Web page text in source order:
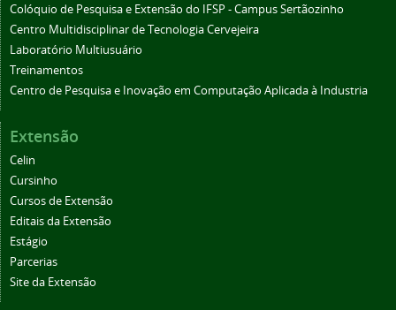
Colóquio de Pesquisa e Extensão do IFSP - Campus Sertãozinho
Centro Multidisciplinar de Tecnologia Cervejeira
Laboratório Multiusuário
Treinamentos
Centro de Pesquisa e Inovação em Computação Aplicada à Industria
Extensão
Celin
Cursinho
Cursos de Extensão
Editais da Extensão
Estágio
Parcerias
Site da Extensão